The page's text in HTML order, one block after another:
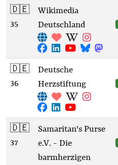
🇩🇪
35
Wikimedia
Deutschland
🇩🇪
36
Deutsche
Herzstiftung
🇩🇪
37
Samaritan's Purse
e.V. - Die
barmherzigen